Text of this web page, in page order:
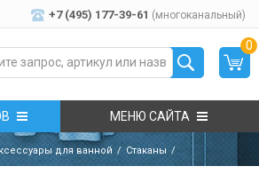
+7 (495) 177-39-61 (многоканальный)
0
МЕНЮ САЙТА
для ванной Стаканы